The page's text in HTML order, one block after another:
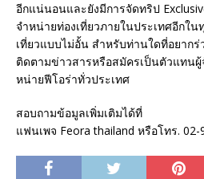
อีกแน่นอนและยังมีการจัดทริป
จำหน่ายท่องเที่ยวภายในประเทศอีกใ
เที่ยวแบบไม่อั้น สำหรับท่านใดที่อยาก
ติดตามข่าวสารหรือสมัครเป็นตัวแทน
หน่ายฟีโอร่าทั่วประเทศ
สอบถามข้อมูลเพิ่มเติมได้ที่
แฟนเพจ Feora thailand หรือโทร. 02-